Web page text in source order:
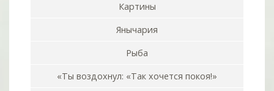
Картины
Янычария
Рыба
«Ты воздохнул: «Так хочется покоя!»